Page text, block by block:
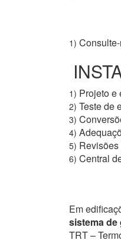
1)
1) Projeto e
2) Teste de
3)
4)
5)
6) Central
Em
sistema de
TRT –